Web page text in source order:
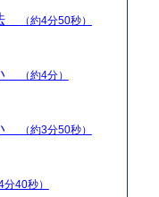
（約4分50秒）
（約4分）
（約3分50秒）
分40秒）